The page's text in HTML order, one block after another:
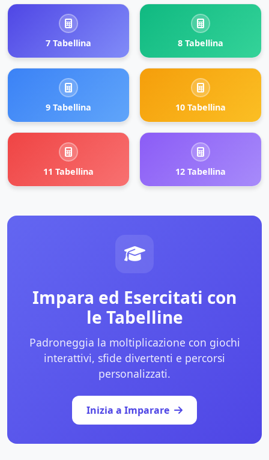
7 Tabellina 8 Tabellina
9 Tabellina 10 Tabellina
11 Tabellina 12 Tabellina
Impara ed Esercitati con
le Tabelline
Padroneggia la moltiplicazione con giochi
interattivi, sfide divertenti e percorsi
personalizzati.
Inizia a Imparare